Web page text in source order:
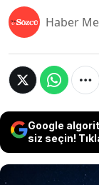
Haber
Google
siz seçin!